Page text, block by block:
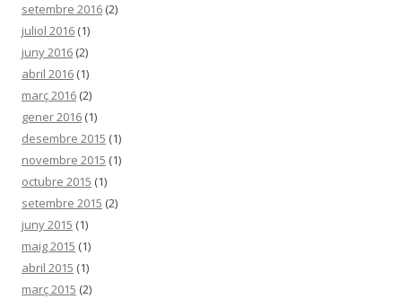
setembre 2016 (2)
juliol 2016 (1)
juny 2016 (2)
abril 2016 (1)
març 2016 (2)
gener 2016 (1)
desembre 2015 (1)
novembre 2015 (1)
octubre 2015 (1)
setembre 2015 (2)
juny 2015 (1)
maig 2015 (1)
abril 2015 (1)
març 2015 (2)